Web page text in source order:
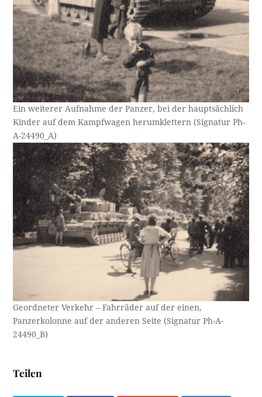
Ein weiterer Aufnahme der Panzer, bei der hauptsächlich
Kinder auf dem Kampfwagen herumklettern (Signatur Ph-
A-24490_A)
Geordneter Verkehr – Fahrräder auf der einen,
Panzerkolonne auf der anderen Seite (Signatur Ph-A-
24490_B)
Teilen